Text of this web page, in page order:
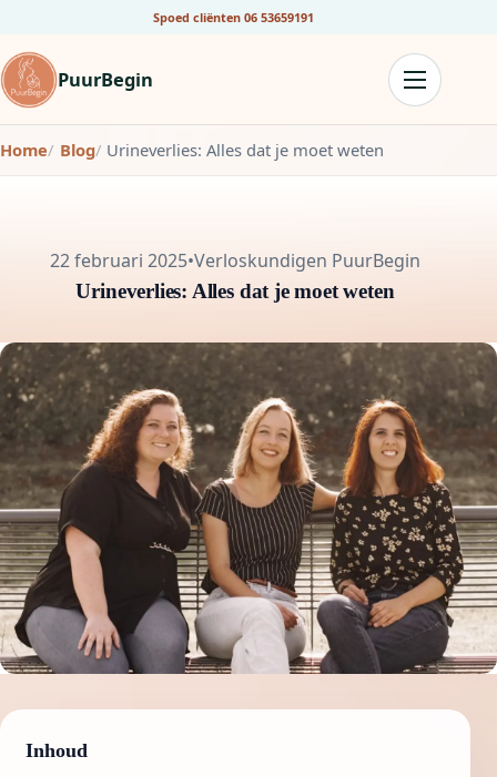
Spoed cliënten 06 53659191
PuurBegin
Home Blog Urineverlies: Alles dat je moet weten
22 februari 2025•Verloskundigen PuurBegin
Urineverlies: Alles dat je moet weten
Inhoud